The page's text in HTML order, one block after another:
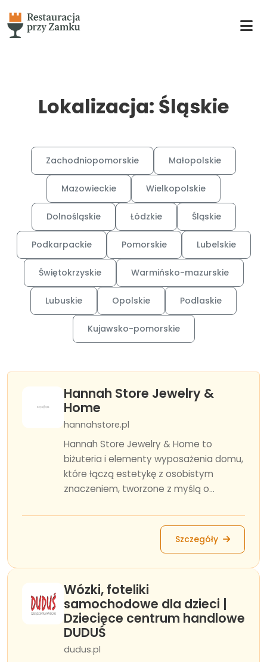
Lokalizacja: Śląskie
Zachodniopomorskie Małopolskie
Mazowieckie Wielkopolskie
Dolnośląskie Łódzkie Śląskie
Podkarpackie Pomorskie Lubelskie
Świętokrzyskie Warmińsko-mazurskie
Lubuskie Opolskie Podlaskie
Kujawsko-pomorskie
Hannah Store Jewelry &
Home
hannahstore.pl
Hannah Store Jewelry & Home to
biżuteria i elementy wyposażenia domu,
które łączą estetykę z osobistym
znaczeniem, tworzone z myślą o...
Szczegóły
Wózki, foteliki
samochodowe dla dzieci |
Dziecięce centrum handlowe
DUDUŚ
dudus.pl